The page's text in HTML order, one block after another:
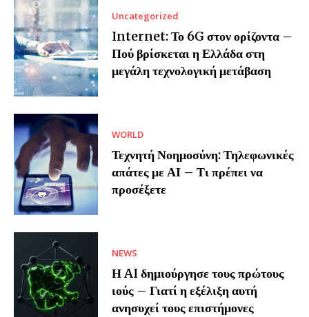
Uncategorized
Internet: Το 6G στον ορίζοντα –
Πού βρίσκεται η Ελλάδα στη
μεγάλη τεχνολογική μετάβαση
WORLD
Τεχνητή Νοημοσύνη: Τηλεφωνικές
απάτες με ΑΙ – Τι πρέπει να
προσέξετε
NEWS
Η AI δημιούργησε τους πρώτους
ιούς – Γιατί η εξέλιξη αυτή
ανησυχεί τους επιστήμονες